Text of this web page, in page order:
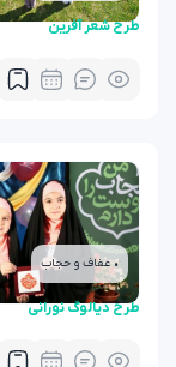
طرح شعر آفرین
• عفاف و حجاب
طرح دیالوگ نورانی